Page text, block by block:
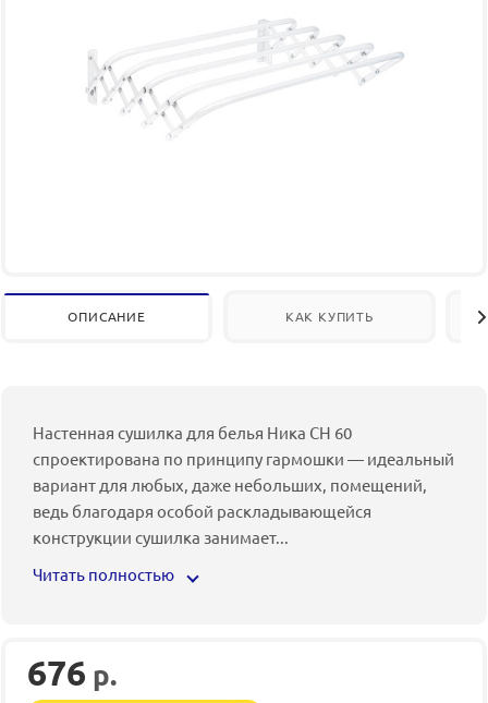
ОПИСАНИЕ КАК КУПИТЬ
Настенная сушилка для белья Ника СН 60
спроектирована по принципу гармошки — идеальный
вариант для любых, даже небольших, помещений,
ведь благодаря особой раскладывающейся
конструкции сушилка занимает...
Читать полностью
676 р.